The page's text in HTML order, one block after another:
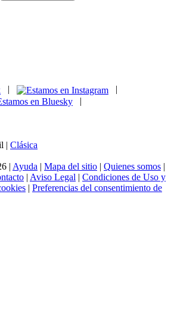
|
| Clásica
| Ayuda | Mapa del sitio | Quienes somos |
| Aviso Legal | Condiciones de Uso y
| Preferencias del consentimiento de